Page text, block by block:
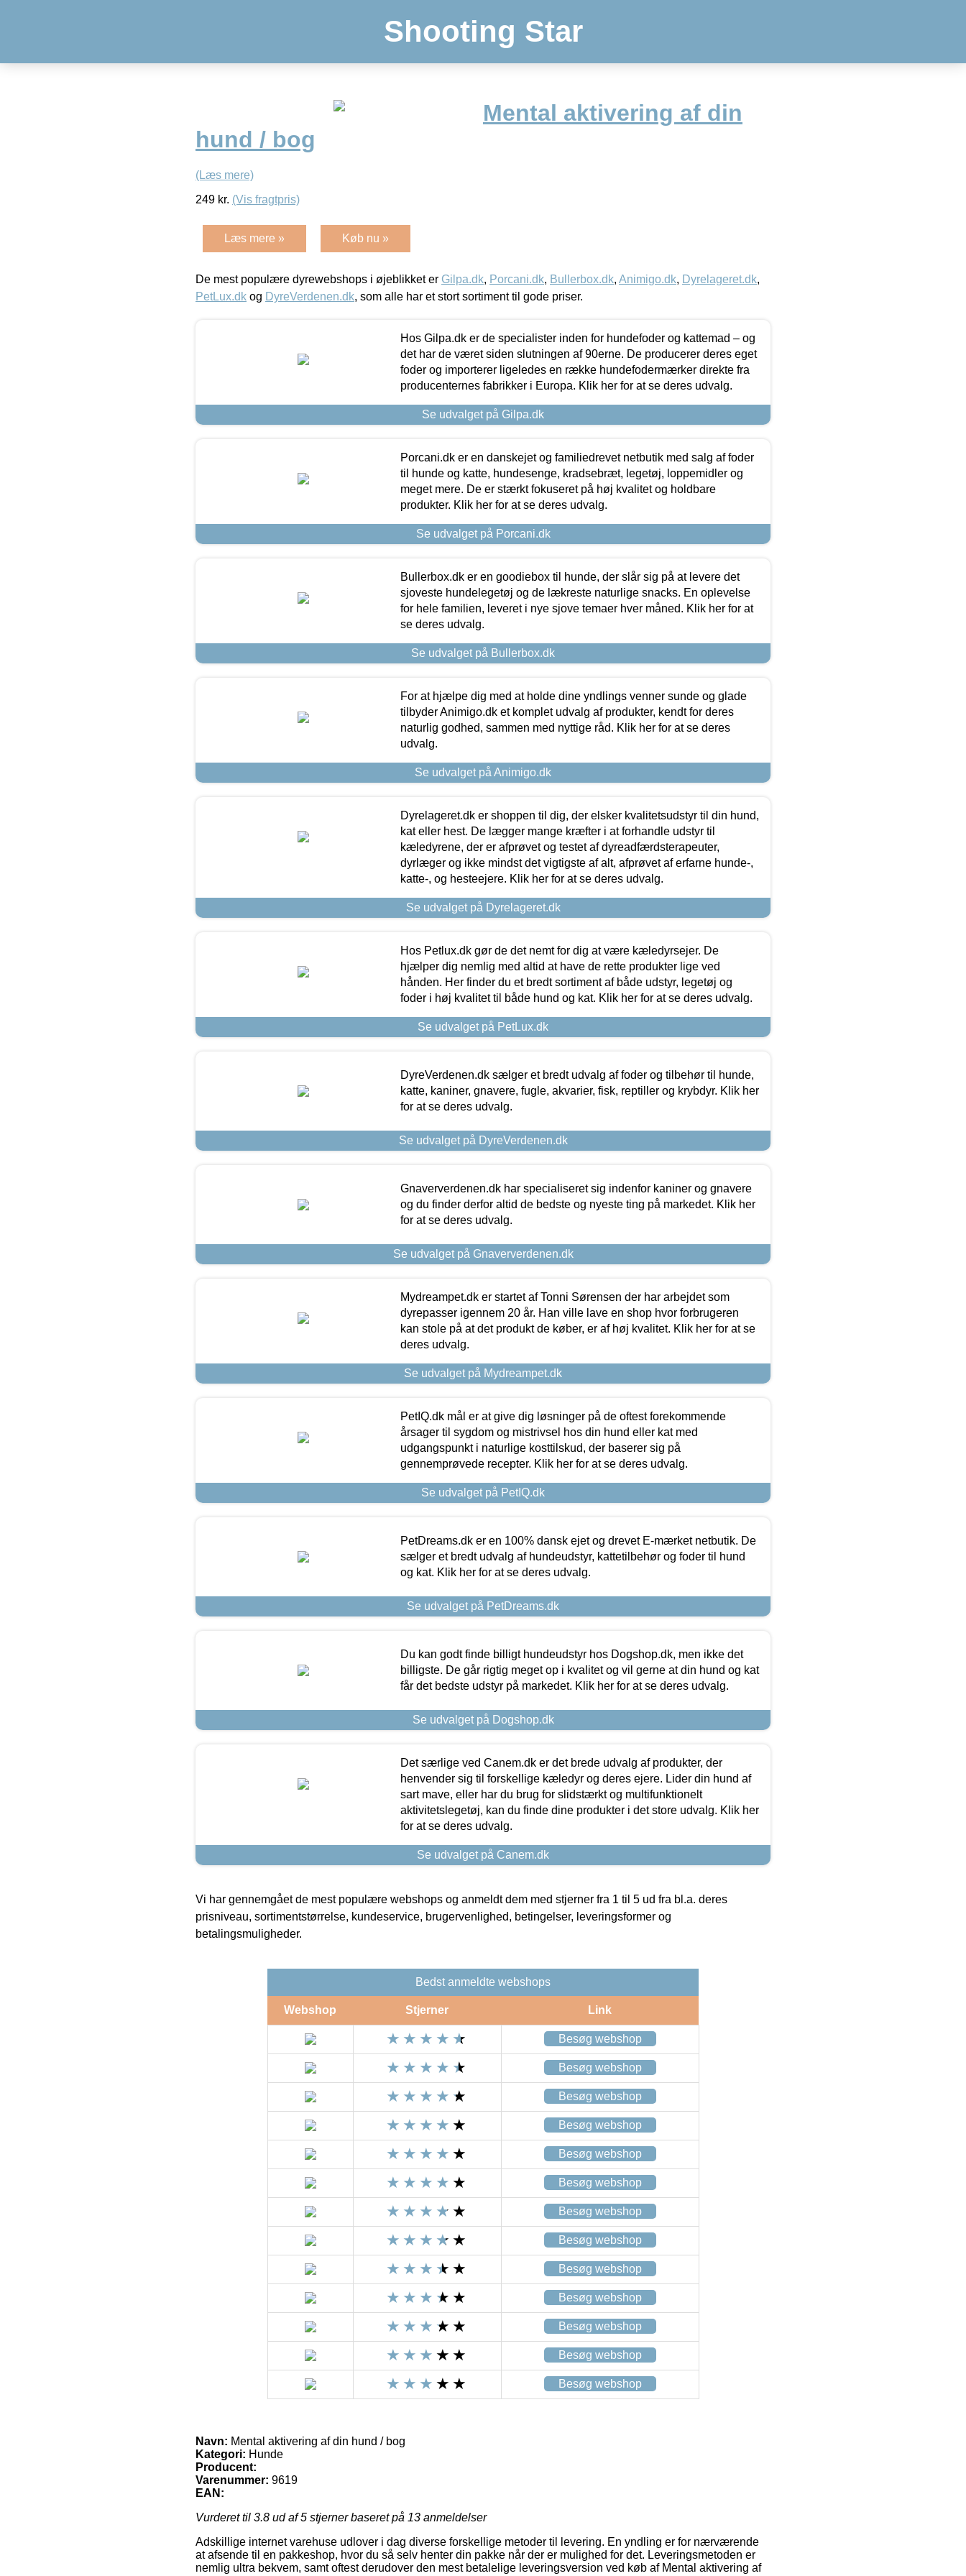
Shooting Star
Mental aktivering af din
hund / bog
(Læs mere)
249 kr. (Vis fragtpris)
Læs mere » Køb nu »
De mest populære dyrewebshops i øjeblikket er Gilpa.dk, Porcani.dk, Bullerbox.dk, Animigo.dk, Dyrelageret.dk,
PetLux.dk og DyreVerdenen.dk, som alle har et stort sortiment til gode priser.
Hos Gilpa.dk er de specialister inden for hundefoder og kattemad – og
det har de været siden slutningen af 90erne. De producerer deres eget
foder og importerer ligeledes en række hundefodermærker direkte fra
producenternes fabrikker i Europa. Klik her for at se deres udvalg.
Se udvalget på Gilpa.dk
Porcani.dk er en danskejet og familiedrevet netbutik med salg af foder
til hunde og katte, hundesenge, kradsebræt, legetøj, loppemidler og
meget mere. De er stærkt fokuseret på høj kvalitet og holdbare
produkter. Klik her for at se deres udvalg.
Se udvalget på Porcani.dk
Bullerbox.dk er en goodiebox til hunde, der slår sig på at levere det
sjoveste hundelegetøj og de lækreste naturlige snacks. En oplevelse
for hele familien, leveret i nye sjove temaer hver måned. Klik her for at
se deres udvalg.
Se udvalget på Bullerbox.dk
For at hjælpe dig med at holde dine yndlings venner sunde og glade
tilbyder Animigo.dk et komplet udvalg af produkter, kendt for deres
naturlig godhed, sammen med nyttige råd. Klik her for at se deres
udvalg.
Se udvalget på Animigo.dk
Dyrelageret.dk er shoppen til dig, der elsker kvalitetsudstyr til din hund,
kat eller hest. De lægger mange kræfter i at forhandle udstyr til
kæledyrene, der er afprøvet og testet af dyreadfærdsterapeuter,
dyrlæger og ikke mindst det vigtigste af alt, afprøvet af erfarne hunde-,
katte-, og hesteejere. Klik her for at se deres udvalg.
Se udvalget på Dyrelageret.dk
Hos Petlux.dk gør de det nemt for dig at være kæledyrsejer. De
hjælper dig nemlig med altid at have de rette produkter lige ved
hånden. Her finder du et bredt sortiment af både udstyr, legetøj og
foder i høj kvalitet til både hund og kat. Klik her for at se deres udvalg.
Se udvalget på PetLux.dk
DyreVerdenen.dk sælger et bredt udvalg af foder og tilbehør til hunde,
katte, kaniner, gnavere, fugle, akvarier, fisk, reptiller og krybdyr. Klik her
for at se deres udvalg.
Se udvalget på DyreVerdenen.dk
Gnaververdenen.dk har specialiseret sig indenfor kaniner og gnavere
og du finder derfor altid de bedste og nyeste ting på markedet. Klik her
for at se deres udvalg.
Se udvalget på Gnaververdenen.dk
Mydreampet.dk er startet af Tonni Sørensen der har arbejdet som
dyrepasser igennem 20 år. Han ville lave en shop hvor forbrugeren
kan stole på at det produkt de køber, er af høj kvalitet. Klik her for at se
deres udvalg.
Se udvalget på Mydreampet.dk
PetIQ.dk mål er at give dig løsninger på de oftest forekommende
årsager til sygdom og mistrivsel hos din hund eller kat med
udgangspunkt i naturlige kosttilskud, der baserer sig på
gennemprøvede recepter. Klik her for at se deres udvalg.
Se udvalget på PetIQ.dk
PetDreams.dk er en 100% dansk ejet og drevet E-mærket netbutik. De
sælger et bredt udvalg af hundeudstyr, kattetilbehør og foder til hund
og kat. Klik her for at se deres udvalg.
Se udvalget på PetDreams.dk
Du kan godt finde billigt hundeudstyr hos Dogshop.dk, men ikke det
billigste. De går rigtig meget op i kvalitet og vil gerne at din hund og kat
får det bedste udstyr på markedet. Klik her for at se deres udvalg.
Se udvalget på Dogshop.dk
Det særlige ved Canem.dk er det brede udvalg af produkter, der
henvender sig til forskellige kæledyr og deres ejere. Lider din hund af
sart mave, eller har du brug for slidstærkt og multifunktionelt
aktivitetslegetøj, kan du finde dine produkter i det store udvalg. Klik her
for at se deres udvalg.
Se udvalget på Canem.dk
Vi har gennemgået de mest populære webshops og anmeldt dem med stjerner fra 1 til 5 ud fra bl.a. deres
prisniveau, sortimentstørrelse, kundeservice, brugervenlighed, betingelser, leveringsformer og
betalingsmuligheder.
Bedst anmeldte webshops
Webshop Stjerner Link
Besøg webshop
Besøg webshop
Besøg webshop
Besøg webshop
Besøg webshop
Besøg webshop
Besøg webshop
Besøg webshop
Besøg webshop
Besøg webshop
Besøg webshop
Besøg webshop
Besøg webshop
Navn: Mental aktivering af din hund / bog
Kategori: Hunde
Producent:
Varenummer: 9619
EAN:
Vurderet til 3.8 ud af 5 stjerner baseret på 13 anmeldelser
Adskillige internet varehuse udlover i dag diverse forskellige metoder til levering. En yndling er for nærværende
at afsende til en pakkeshop, hvor du så selv henter din pakke når der er mulighed for det. Leveringsmetoden er
nemlig ultra bekvem, samt oftest derudover den mest betalelige leveringsversion ved køb af Mental aktivering af